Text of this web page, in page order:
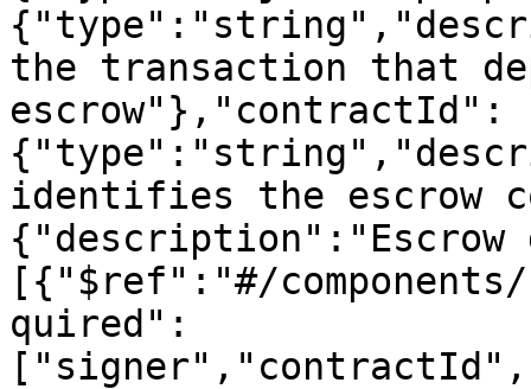
the transaction that
escrow"},"contractId":
identifies the escrow
[{"$ref":"#/
quired":